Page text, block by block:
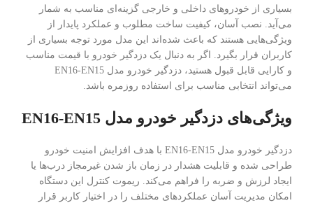
بسیاری از خودروهای داخلی و خارجی گزینه‌ای مناسب به شمار
می‌آید. نصب آسان، کیفیت ساخت مطلوب و عملکرد پایدار از
ویژگی‌هایی هستند که باعث شده‌اند این مدل مورد توجه بسیاری از
کاربران قرار بگیرد. اگر به دنبال یک دزدگیر خودرو با قیمت مناسب
و کارایی قابل قبول هستید، دزدگیر خودرو مدل EN16-EN15
می‌تواند انتخابی مناسب برای استفاده روزمره باشد.
ویژگی‌های دزدگیر خودرو مدل EN16-EN15
دزدگیر خودرو مدل EN16-EN15 با هدف افزایش امنیت خودرو
طراحی شده و قابلیت هشدار در زمان باز شدن غیرمجاز درب‌ها یا
ایجاد لرزش و ضربه را فراهم می‌کند. ریموت کنترل این دستگاه
امکان مدیریت آسان عملکردهای مختلف را در اختیار کاربر قرار